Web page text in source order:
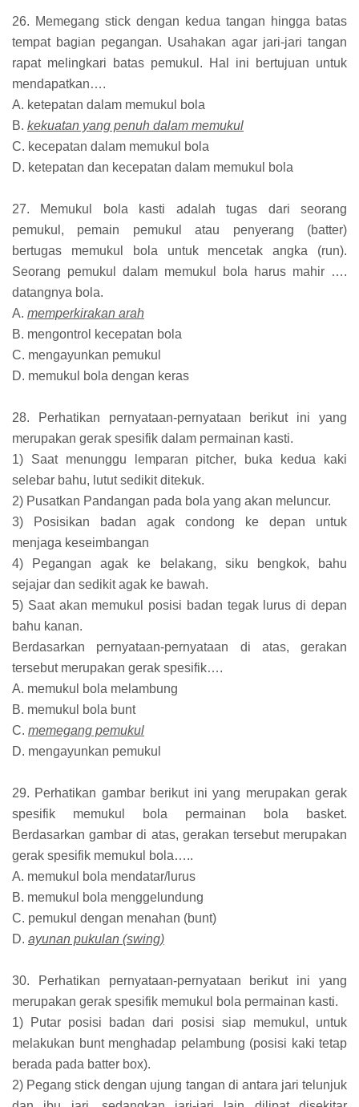
26. Memegang stick dengan kedua tangan hingga batas
tempat bagian pegangan. Usahakan agar jari-jari tangan
rapat melingkari batas pemukul. Hal ini bertujuan untuk
mendapatkan….
A. ketepatan dalam memukul bola
B. kekuatan yang penuh dalam memukul
C. kecepatan dalam memukul bola
D. ketepatan dan kecepatan dalam memukul bola
27. Memukul bola kasti adalah tugas dari seorang
pemukul, pemain pemukul atau penyerang (batter)
bertugas memukul bola untuk mencetak angka (run).
Seorang pemukul dalam memukul bola harus mahir ….
datangnya bola.
A. memperkirakan arah
B. mengontrol kecepatan bola
C. mengayunkan pemukul
D. memukul bola dengan keras
28. Perhatikan pernyataan-pernyataan berikut ini yang
merupakan gerak spesifik dalam permainan kasti.
1) Saat menunggu lemparan pitcher, buka kedua kaki
selebar bahu, lutut sedikit ditekuk.
2) Pusatkan Pandangan pada bola yang akan meluncur.
3) Posisikan badan agak condong ke depan untuk
menjaga keseimbangan
4) Pegangan agak ke belakang, siku bengkok, bahu
sejajar dan sedikit agak ke bawah.
5) Saat akan memukul posisi badan tegak lurus di depan
bahu kanan.
Berdasarkan pernyataan-pernyataan di atas, gerakan
tersebut merupakan gerak spesifik….
A. memukul bola melambung
B. memukul bola bunt
C. memegang pemukul
D. mengayunkan pemukul
29. Perhatikan gambar berikut ini yang merupakan gerak
spesifik memukul bola permainan bola basket.
Berdasarkan gambar di atas, gerakan tersebut merupakan
gerak spesifik memukul bola…..
A. memukul bola mendatar/lurus
B. memukul bola menggelundung
C. pemukul dengan menahan (bunt)
D. ayunan pukulan (swing)
30. Perhatikan pernyataan-pernyataan berikut ini yang
merupakan gerak spesifik memukul bola permainan kasti.
1) Putar posisi badan dari posisi siap memukul, untuk
melakukan bunt menghadap pelambung (posisi kaki tetap
berada pada batter box).
2) Pegang stick dengan ujung tangan di antara jari telunjuk